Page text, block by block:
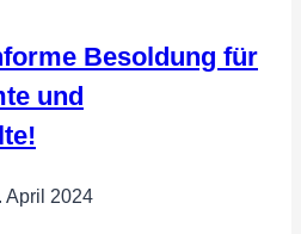
Besoldung für
und
April 2024